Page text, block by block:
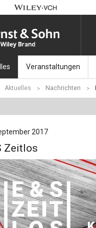
erschienen
in Kürze
Veranstaltungen
Münchener
Fachkonferenz
Symposium
Beton-Kalender-Tag
Aktuelles Nachrichten
2017
Zeitlos